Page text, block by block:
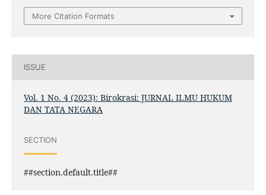
More Citation Formats
ISSUE
Vol. 1 No. 4 (2023): Birokrasi: JURNAL ILMU HUKUM
DAN TATA NEGARA
SECTION
##section.default.title##